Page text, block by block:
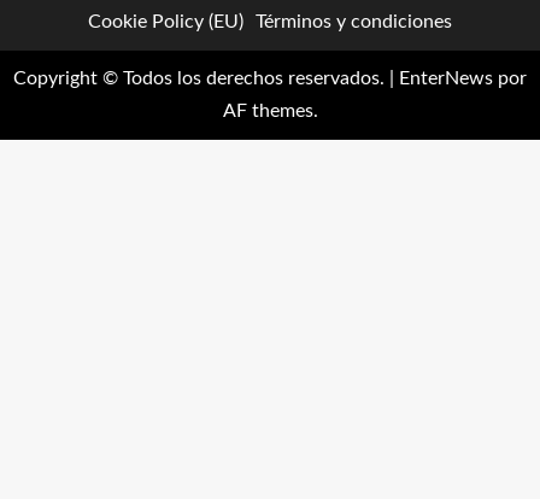
Cookie Policy (EU)
Términos y condiciones
Copyright © Todos los derechos reservados. EnterNews por
AF themes.